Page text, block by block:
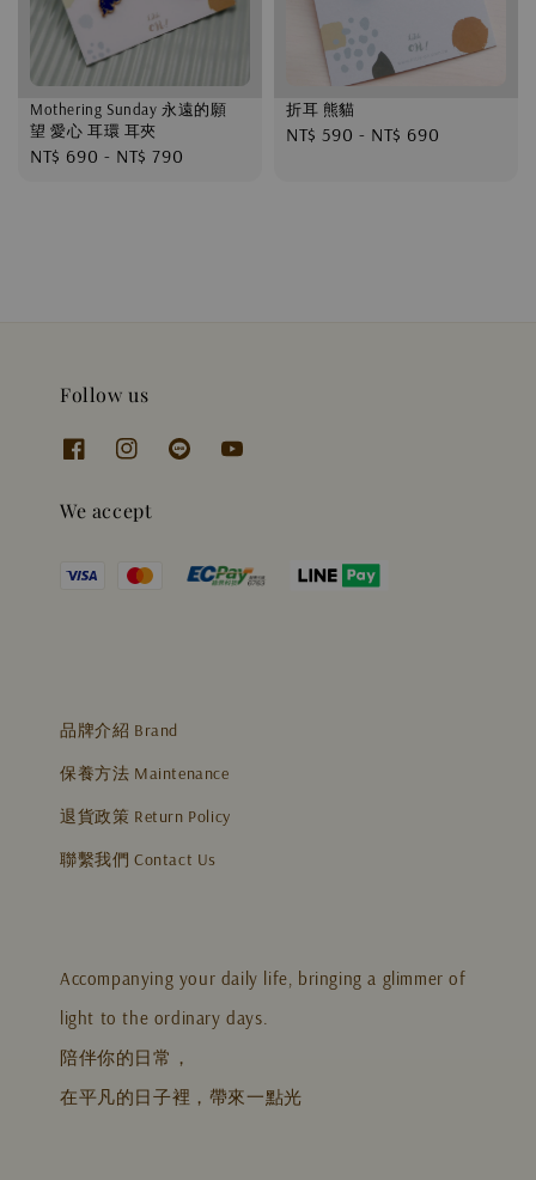
Mothering Sunday 永遠的願
望 愛心 耳環 耳夾
Regular
NT$ 690 - NT$ 790
折耳 熊貓
Regular
NT$ 590 - NT$ 690
Follow us
We accept
品牌介紹 Brand
保養方法 Maintenance
退貨政策 Return Policy
聯繫我們 Contact Us
Accompanying your daily life, bringing a glimmer of
light to the ordinary days.
陪伴你的日常，
在平凡的日子裡，帶來一點光